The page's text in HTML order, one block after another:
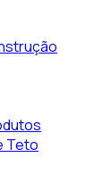
Teto